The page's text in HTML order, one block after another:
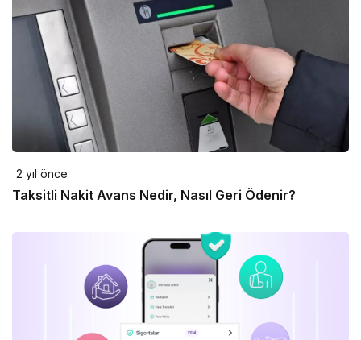
2 yıl önce
Taksitli Nakit Avans Nedir, Nasıl Geri Ödenir?